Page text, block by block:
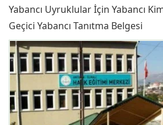
Yabancı Uyruklular İçin Yabancı
Geçici Yabancı Tanıtma Belgesi